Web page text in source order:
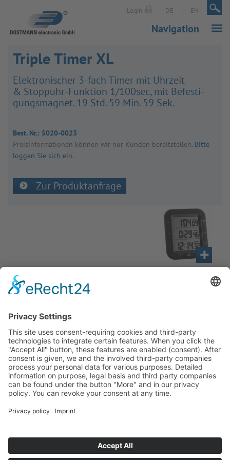
Login DE | EN |
Navigation
Triple Timer XL
Elek­tro­ni­scher 3-fach Timer mit Uhr­zeit
& Stopp­uhr-Funk­tion 1/​100­sec, mit Befes­ti­
gungs­ma­gnet. 19 Std. 59 Min. 59 Sek.
Best. Nr.: 5020-0023
Preis­in­for­ma­tio­nen kön­nen wir nur Kun­den bereit­stel­len. Bitte
loggen Sie sich ein.
Zur Produktanfrage
Technische Daten
Haben Sie Fra­gen an uns?
Dann neh­men Sie doch ein­fach Kon­
takt mit uns auf – Wir bera­ten Sie
gerne ganz indi­vi­du­ell!